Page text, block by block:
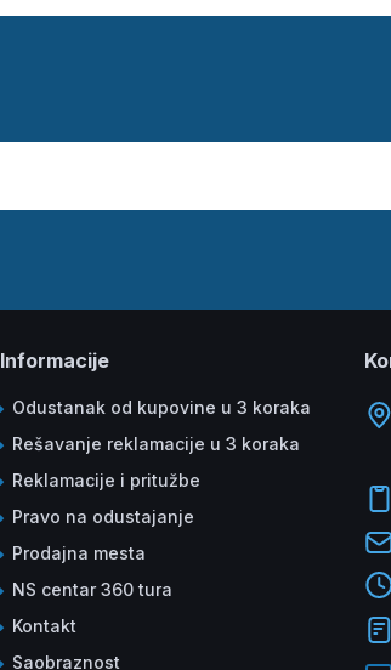
Informacije
Odustanak od kupovine u 3 koraka
Rešavanje reklamacije u 3 koraka
Reklamacije i pritužbe
Pravo na odustajanje
Prodajna mesta
NS centar 360 tura
Kontakt
Saobraznost